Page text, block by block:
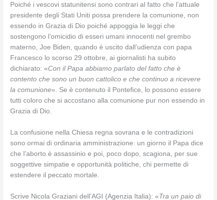
Poiché i vescovi statunitensi sono contrari al fatto che l’attuale
presidente degli Stati Uniti possa prendere la comunione, non
essendo in Grazia di Dio poiché appoggia le leggi che
sostengono l’omicidio di esseri umani innocenti nel grembo
materno, Joe Biden, quando è uscito dall’udienza con papa
Francesco lo scorso 29 ottobre, ai giornalisti ha subito
dichiarato: «Con il Papa abbiamo parlato del fatto che è
contento che sono un buon cattolico e che continuo a ricevere
la comunione». Se è contenuto il Pontefice, lo possono essere
tutti coloro che si accostano alla comunione pur non essendo in
Grazia di Dio.
La confusione nella Chiesa regna sovrana e le contradizioni
sono ormai di ordinaria amministrazione: un giorno il Papa dice
che l’aborto è assassinio e poi, poco dopo, scagiona, per sue
soggettive simpatie e opportunità politiche, chi permette di
estendere il peccato mortale.
Scrive Nicola Graziani dell’AGI (Agenzia Italia): «Tra un paio di